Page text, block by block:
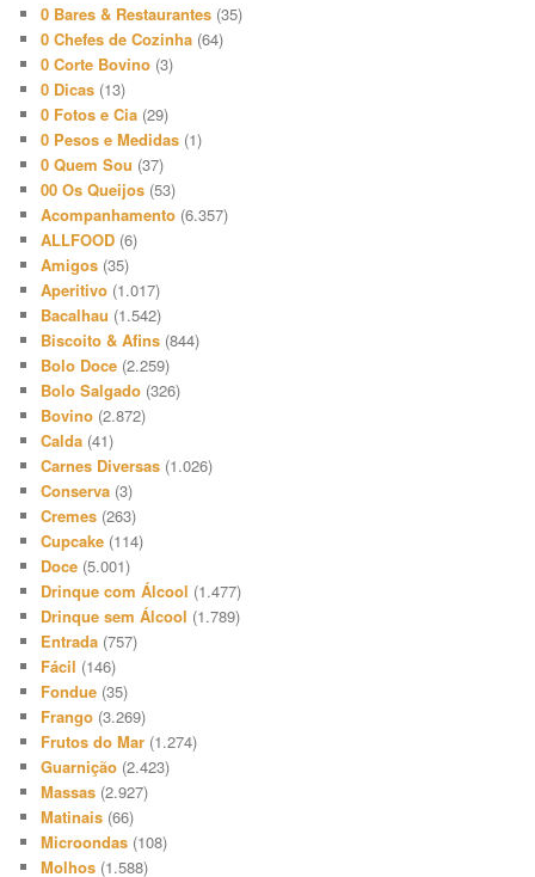
0 Bares & Restaurantes (35)
0 Chefes de Cozinha (64)
0 Corte Bovino (3)
0 Dicas (13)
0 Fotos e Cia (29)
0 Pesos e Medidas (1)
0 Quem Sou (37)
00 Os Queijos (53)
Acompanhamento (6.357)
ALLFOOD (6)
Amigos (35)
Aperitivo (1.017)
Bacalhau (1.542)
Biscoito & Afins (844)
Bolo Doce (2.259)
Bolo Salgado (326)
Bovino (2.872)
Calda (41)
Carnes Diversas (1.026)
Conserva (3)
Cremes (263)
Cupcake (114)
Doce (5.001)
Drinque com Álcool (1.477)
Drinque sem Álcool (1.789)
Entrada (757)
Fácil (146)
Fondue (35)
Frango (3.269)
Frutos do Mar (1.274)
Guarnição (2.423)
Massas (2.927)
Matinais (66)
Microondas (108)
Molhos (1.588)